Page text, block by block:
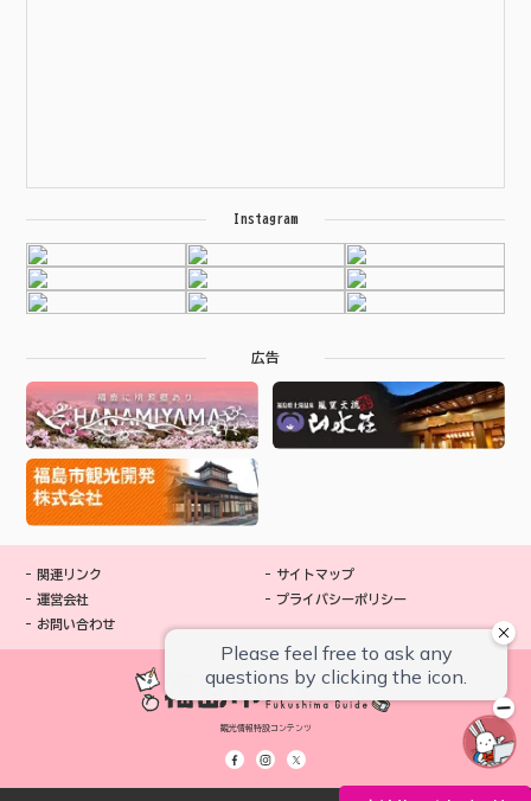
Instagram
広告
関連リンク
運営会社
お問い合わせ
サイトマップ
プライバシーポリシー
観光情報特設コンテンツ